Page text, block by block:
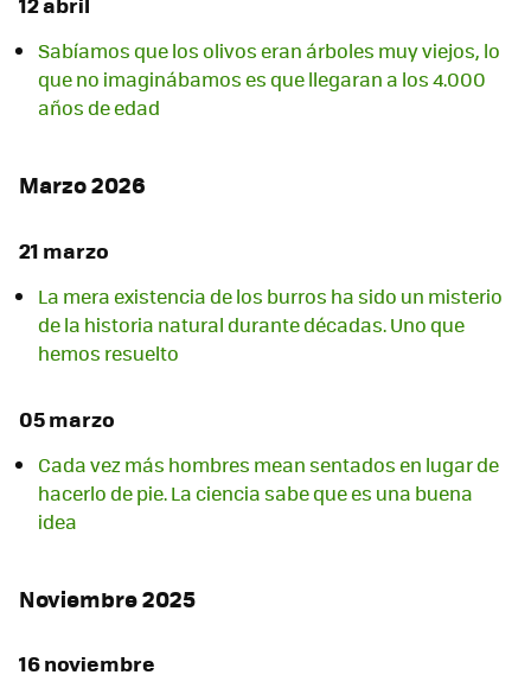
Sabíamos que los olivos eran árboles muy viejos, lo
que no imaginábamos es que llegaran a los 4.000
años de edad
Marzo 2026
21 marzo
La mera existencia de los burros ha sido un misterio
de la historia natural durante décadas. Uno que
hemos resuelto
05 marzo
Cada vez más hombres mean sentados en lugar de
hacerlo de pie. La ciencia sabe que es una buena
idea
Noviembre 2025
16 noviembre